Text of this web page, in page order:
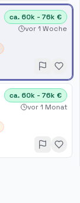
ca. 60k - 76k €
vor 1 Woche
ca. 60k - 76k €
vor 1 Monat